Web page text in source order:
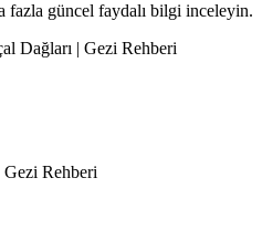
fazla güncel faydalı bilgi inceleyin.
Dağları | Gezi Rehberi
Rehberi